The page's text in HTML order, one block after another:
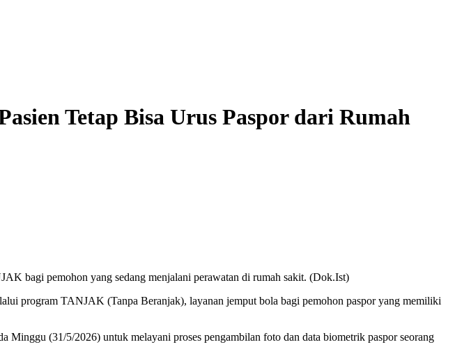
Tetap Bisa Urus Paspor dari Rumah
bagi pemohon yang sedang menjalani perawatan di rumah sakit. (Dok.Ist)
program TANJAK (Tanpa Beranjak), layanan jemput bola bagi pemohon paspor yang memiliki
(31/5/2026) untuk melayani proses pengambilan foto dan data biometrik paspor seorang